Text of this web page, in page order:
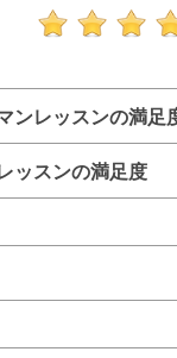
ンレッスンの満足
ッスンの満足度